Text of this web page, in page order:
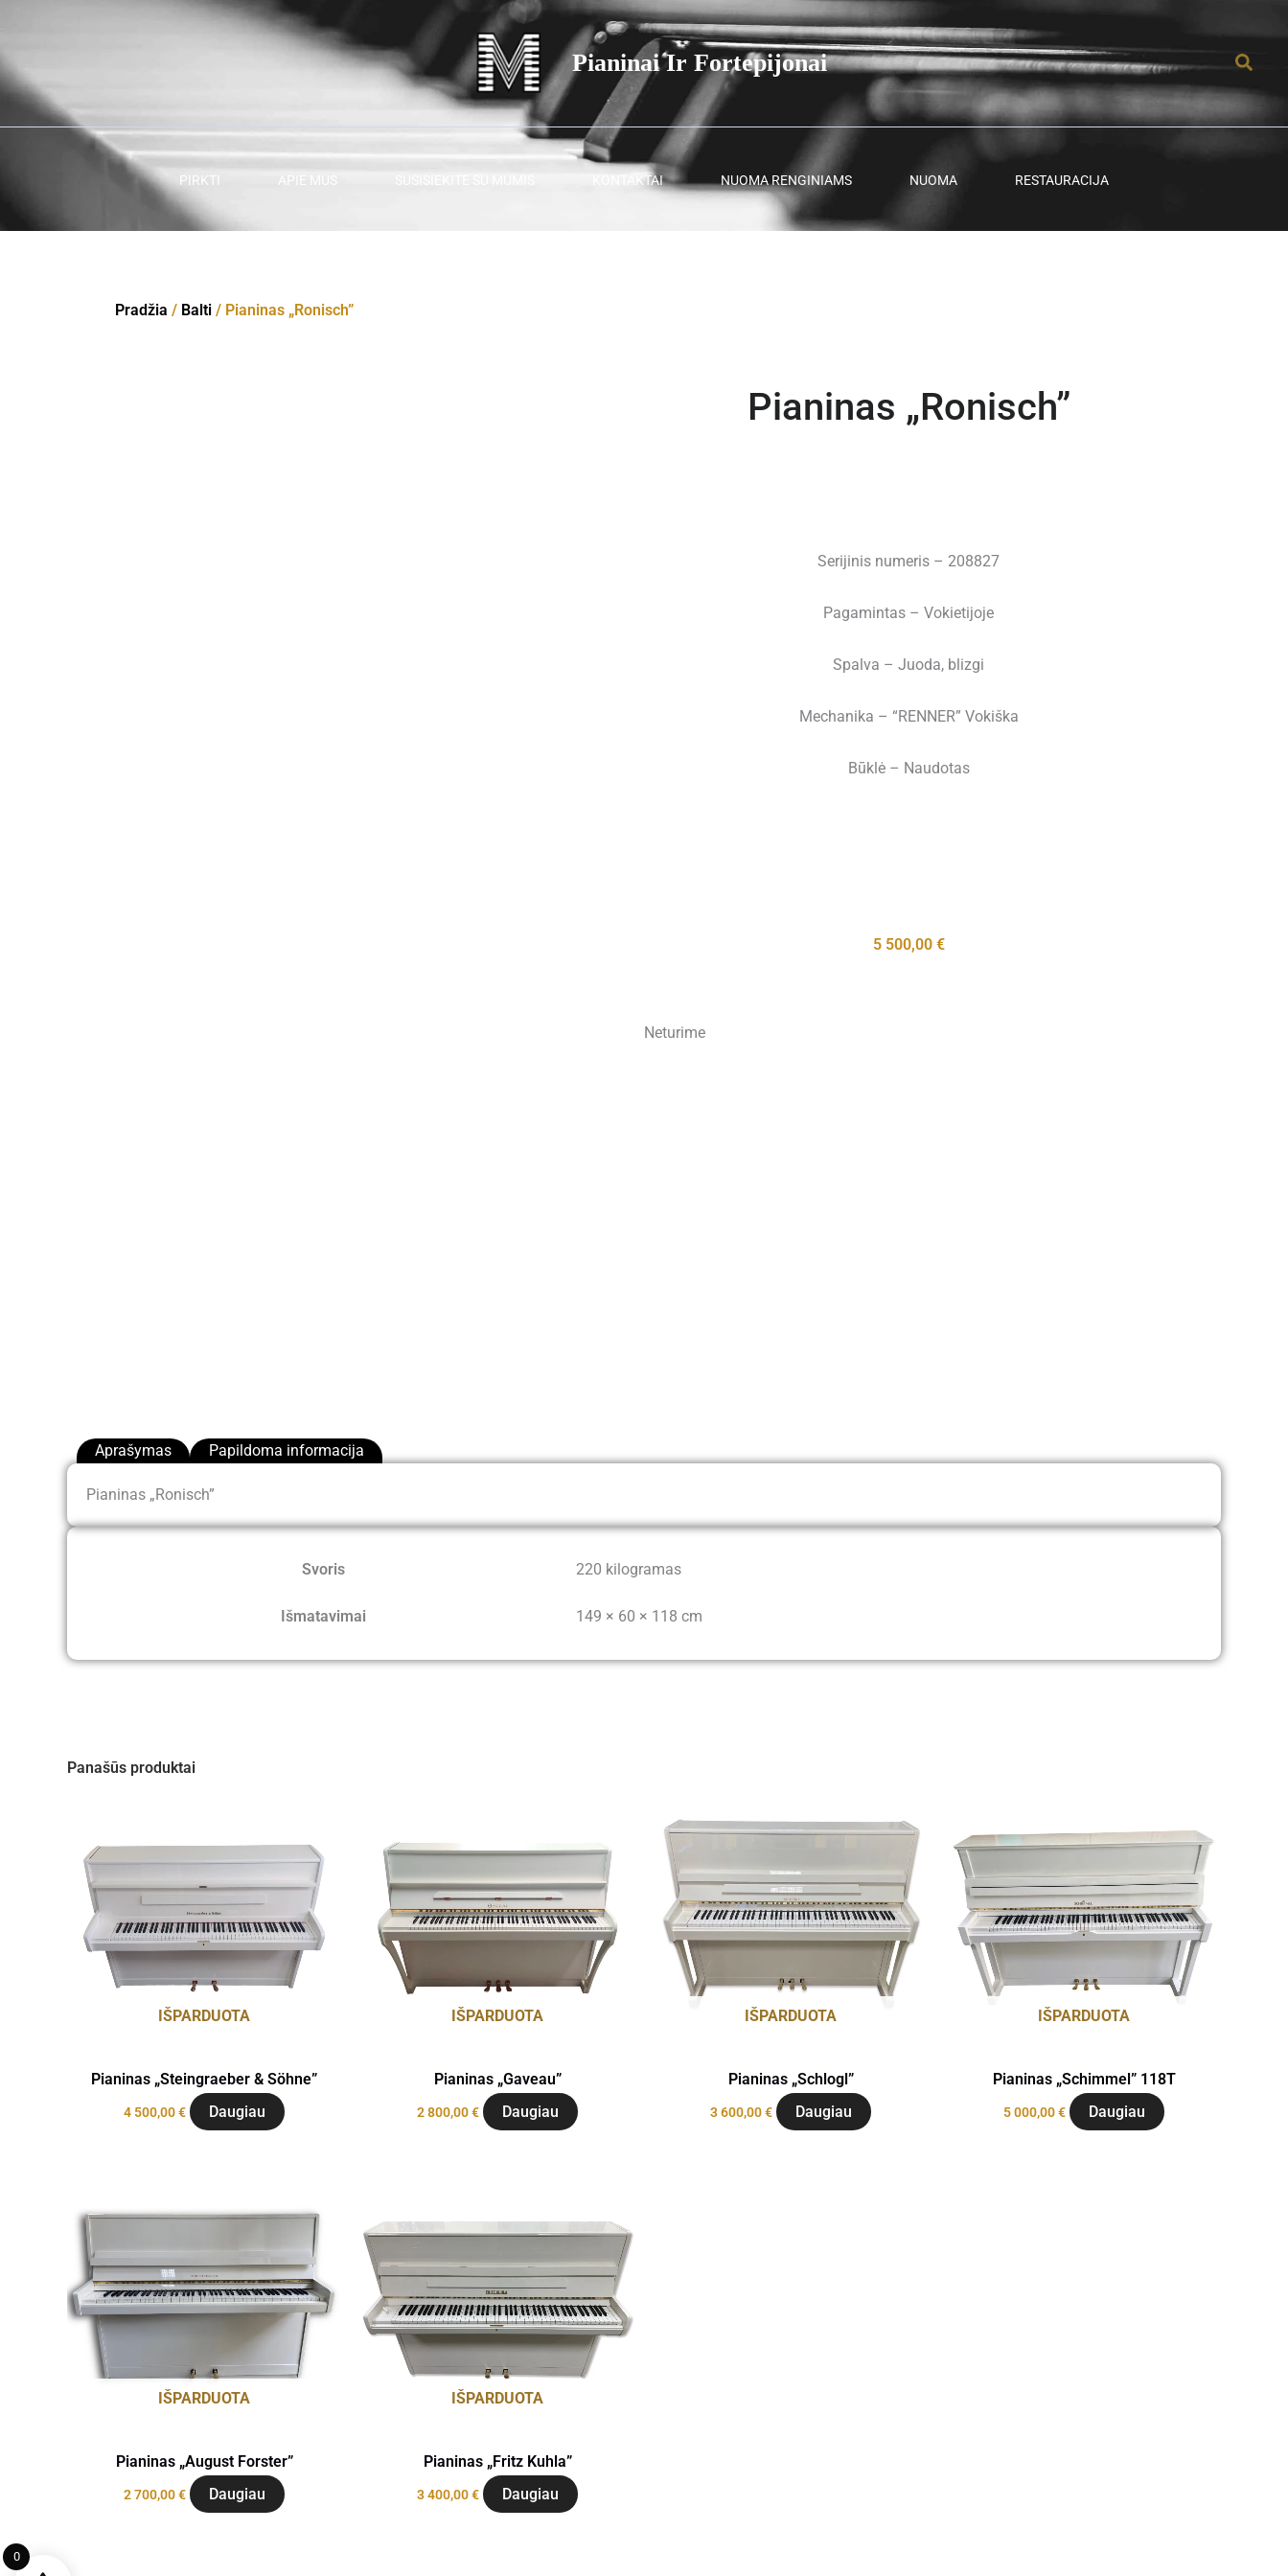
turinio
Pianinai Ir Fortepijonai
PIRKTI KONTAKTAI NUOMA RENGINIAMS NUOMA RESTAURACIJA
Pradžia / Balti / Pianinas „Ronisch”
Pianinas „Ronisch”
Serijinis numeris – 208827
Pagamintas – Vokietijoje
Spalva – Juoda, blizgi
Mechanika – “RENNER” Vokiška
Būklė – Naudotas
5 500,00 €
Neturime
Aprašymas Papildoma informacija
Pianinas „Ronisch”
Svoris 220 kilogramas
Išmatavimai 149 × 60 × 118 cm
Panašūs produktai
IŠPARDUOTA
Pianinas „Steingraeber & Söhne”
4 500,00€ Daugiau
IŠPARDUOTA
Pianinas „Gaveau”
2 800,00€ Daugiau
IŠPARDUOTA
Pianinas „Schlogl”
3 600,00€ Daugiau
IŠPARDUOTA
Pianinas „Schimmel” 118T
5 000,00€ Daugiau
IŠPARDUOTA
Pianinas „August Forster”
2 700,00€ Daugiau
IŠPARDUOTA
Pianinas „Fritz Kuhla”
3 400,00€ Daugiau
0